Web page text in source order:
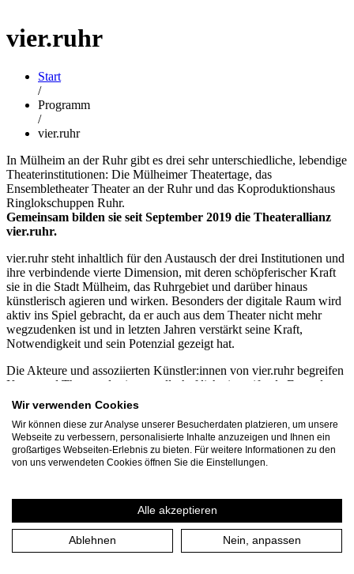
vier.ruhr
Start
/
Programm
/
vier.ruhr
In Mülheim an der Ruhr gibt es drei sehr unterschiedliche, lebendige
Theaterinstitutionen: Die Mülheimer Theatertage, das
Ensembletheater Theater an der Ruhr und das Koproduktionshaus
Ringlokschuppen Ruhr.
Gemeinsam bilden sie seit September 2019 die Theaterallianz
vier.ruhr.
vier.ruhr steht inhaltlich für den Austausch der drei Institutionen und
ihre verbindende vierte Dimension, mit deren schöpferischer Kraft
sie in die Stadt Mülheim, das Ruhrgebiet und darüber hinaus
künstlerisch agieren und wirken. Besonders der digitale Raum wird
aktiv ins Spiel gebracht, da er auch aus dem Theater nicht mehr
wegzudenken ist und in letzten Jahren verstärkt seine Kraft,
Notwendigkeit und sein Potenzial gezeigt hat.
Die Akteure und assoziierten Künstler:innen von vier.ruhr begreifen
Kunst und Theater als eine gesellschaftlich eingreifende Form der
Kommunikation. Mit innovativen Formaten, Projekten und
Kooperationen haben sie sich gemeinsam auf den Weg gemacht,
Strategien der Zusammenarbeit zu (er)finden, um den Austausch
untereinander und zwischen Theater, Stadt und Gesellschaft zu
stärken. Durch die organischen Begegnungen in der vier.zentrale in
der Stadtmitte von Mülheim kommen Menschen ins Gespräch und
befinden sich im dynamischen Wandel und vier.ruhr gestaltet aktiv
Mehr Informationen
vier.ruhr
Wir verwenden Cookies
Wir können diese zur Analyse unserer Besucherdaten platzieren, um unsere
Webseite zu verbessern, personalisierte Inhalte anzuzeigen und Ihnen ein
großartiges Webseiten-Erlebnis zu bieten. Für weitere Informationen zu den
von uns verwendeten Cookies öffnen Sie die Einstellungen.
Alle akzeptieren
Ablehnen Nein, anpassen